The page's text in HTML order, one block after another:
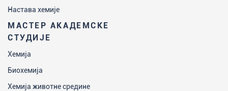
Настава хемије
МАСТЕР АКАДЕМСКЕ
СТУДИЈЕ
Хемија
Биохемија
Хемија животне средине